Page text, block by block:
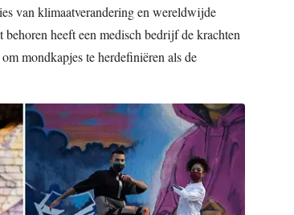
van klimaatverandering en wereldwijde
heeft een medisch bedrijf de krachten
mondkapjes te herdefiniëren als de